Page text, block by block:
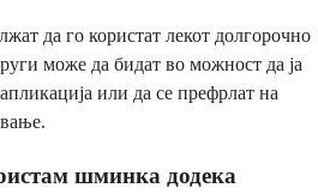
да го користат лекот долгорочно
може да бидат во можност да ја
или да се префрлат на
шминка додека